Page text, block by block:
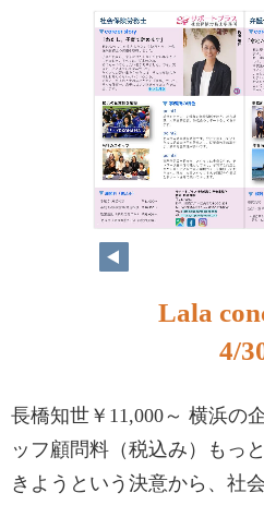
Lala
4/
長橋知世￥11,000～ 横浜の
ッフ顧問料（税込み）もっ
きようという決意から、社